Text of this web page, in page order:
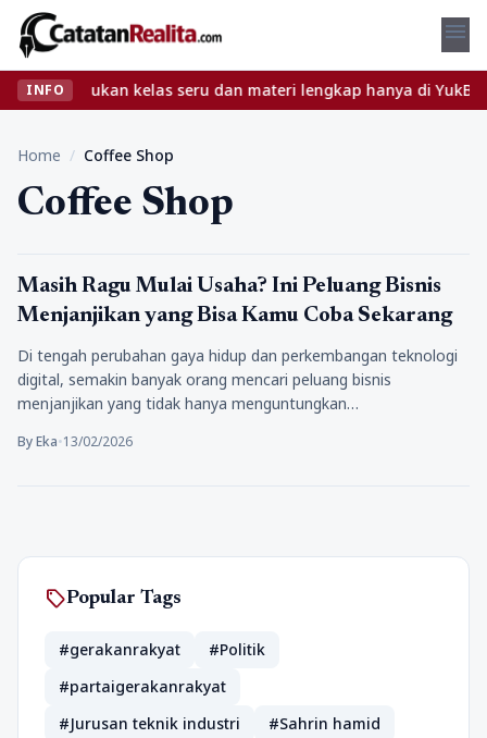
menu
INFO
Temukan kelas seru dan materi lengkap hanya di
Home / Coffee Shop
Coffee Shop
Bisnis
Masih Ragu Mulai Usaha? Ini Peluang Bisnis
Menjanjikan yang Bisa Kamu Coba Sekarang
Di tengah perubahan gaya hidup dan perkembangan teknologi
digital, semakin banyak orang mencari peluang bisnis
menjanjikan yang tidak hanya menguntungkan…
By Eka•13/02/2026
sellPopular Tags
#gerakanrakyat
#Politik
#partaigerakanrakyat
#Jurusan teknik industri
#Sahrin hamid